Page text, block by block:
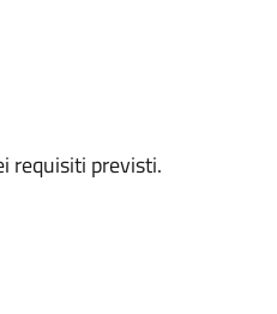
requisiti previsti.